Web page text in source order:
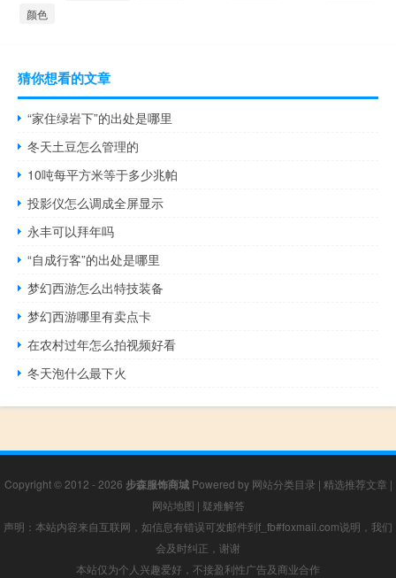
颜色
猜你想看的文章
“家住绿岩下”的出处是哪里
冬天土豆怎么管理的
10吨每平方米等于多少兆帕
投影仪怎么调成全屏显示
永丰可以拜年吗
“自成行客”的出处是哪里
梦幻西游怎么出特技装备
梦幻西游哪里有卖点卡
在农村过年怎么拍视频好看
冬天泡什么最下火
Copyright © 2012 - 2026 步森服饰商城Powered by 网站分类目录 | 精选推荐文章 |
网站地图 | 疑难解答
声明：本站内容来自互联网，如信息有错误可发邮件到f_fb#foxmail.com说明，我们
会及时纠正，谢谢
本站仅为个人兴趣爱好，不接盈利性广告及商业合作